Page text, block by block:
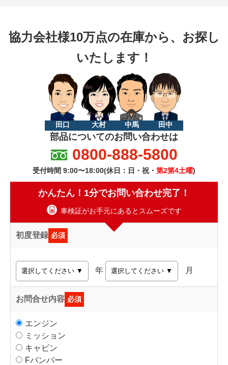
協力会社様10万点の在庫から、お探し
いたします！
田口 大村 中馬 田中
部品についてのお問い合わせは
0800-888-5800
受付時間 9:00〜18:00(休日：日・祝・ 第2第4土曜)
かんたん！1分でお問い合わせ完了！
車検証がお手元にあるとスムーズです
初度登録 必須
年 月
お問合せ内容 必須
エンジン
ミッション
キャビン
Fバンパー